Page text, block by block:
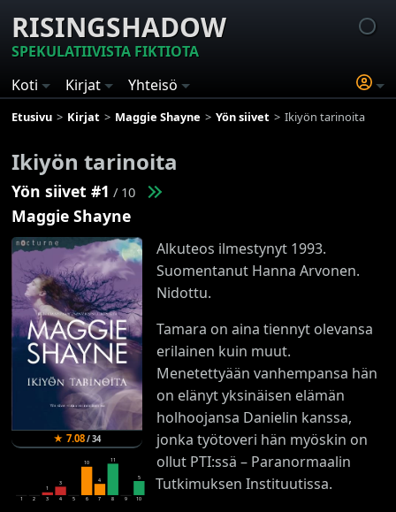
RISINGSHADOW
SPEKULATIIVISTA FIKTIOTA
Koti
Kirjat Yhteisö
Etusivu Kirjat Maggie Shayne Yön siivet Ikiyön tarinoita
Ikiyön tarinoita
Yön siivet #1 / 10
Maggie Shayne
★7.08/34
1 2
1
3
3
4 5
10
6
4
7
11
8 9
5
10
Alkuteos ilmestynyt 1993.
Suomentanut Hanna Arvonen.
Nidottu.
Tamara on aina tiennyt olevansa
erilainen kuin muut.
Menetettyään vanhempansa hän
on elänyt yksinäisen elämän
holhoojansa Danielin kanssa,
jonka työtoveri hän myöskin on
ollut PTI:ssä – Paranormaalin
Tutkimuksen Instituutissa.